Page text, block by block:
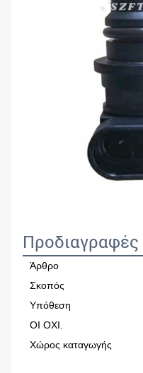
Προδιαγραφές
Άρθρο
Σκοπός
Υπόθεση
ΟΙ ΟΧΙ.
Χώρος καταγωγής